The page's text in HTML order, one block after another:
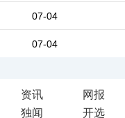
07-04
07-04
资讯
网报
独闻 开选